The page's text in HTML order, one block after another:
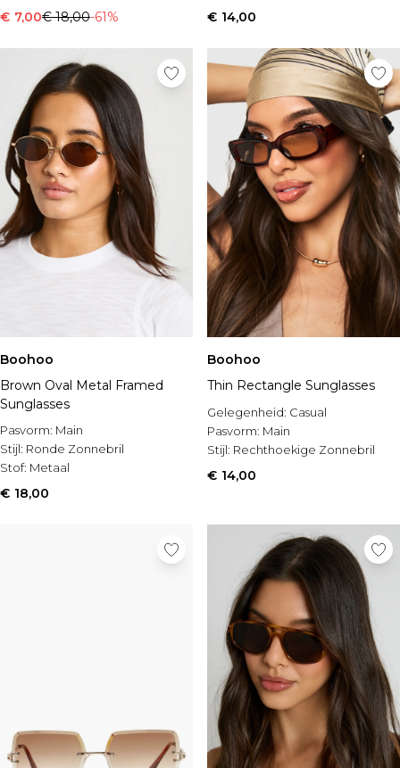
€ 7,00€ 18,00-61% € 14,00
Boohoo
Brown Oval Metal Framed
Sunglasses
Pasvorm: Main
Stijl: Ronde Zonnebril
Stof: Metaal
€ 18,00
Boohoo
Thin Rectangle Sunglasses
Gelegenheid: Casual
Pasvorm: Main
Stijl: Rechthoekige Zonnebril
€ 14,00